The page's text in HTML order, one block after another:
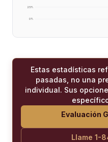
0%
25%
Estas estadísticas
pasadas, no una
individual. Sus
Evaluación
Llame 1-